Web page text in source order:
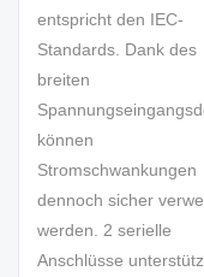
entspricht den IEC-
Standards. Dank des
breiten
können
Stromschwankungen
dennoch sicher
werden. 2 serielle
Anschlüsse